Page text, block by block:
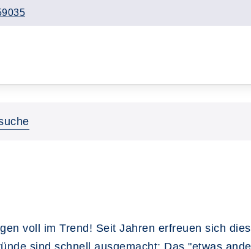
voll im Trend! Seit Jahren erfreuen sich
sind schnell ausgemacht: Das "etwas